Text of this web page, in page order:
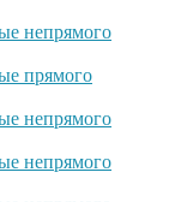
непрямого
прямого
непрямого
непрямого